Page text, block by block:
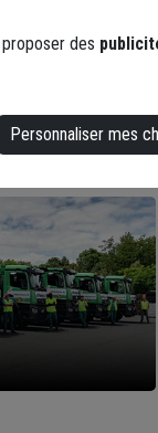
KG
des
Personnaliser mes